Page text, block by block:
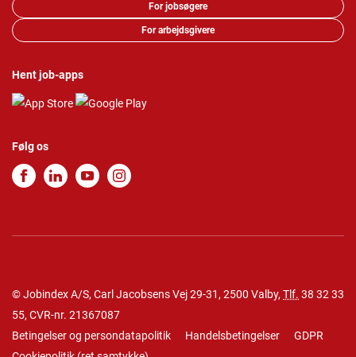
For jobsøgere
For arbejdsgivere
Hent job-apps
Følg os
© Jobindex A/S, Carl Jacobsens Vej 29-31, 2500 Valby, Tlf. 38 32 33
55, CVR-nr. 21367087
Betingelser og persondatapolitik
Handelsbetingelser
GDPR